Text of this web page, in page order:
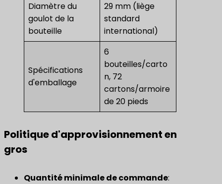
Diamètre du
goulot de la
bouteille
29 mm (liège
standard
international)
Spécifications
d'emballage
6
bouteilles/carto
n, 72
cartons/armoire
de 20 pieds
Politique d'approvisionnement en
gros
Quantité minimale de commande: